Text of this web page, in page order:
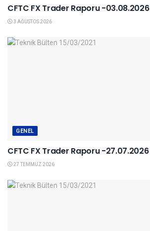
CFTC FX Trader Raporu -03.08.2026
3 AĞUSTOS 2026
GENEL
CFTC FX Trader Raporu -27.07.2026
27 TEMMUZ 2026